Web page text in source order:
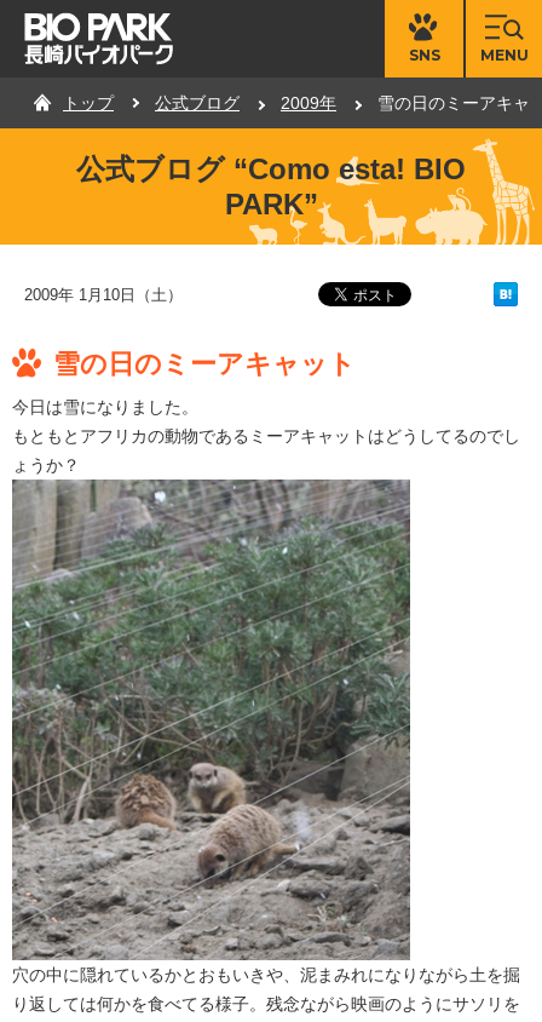
SNS MENU
トップ 公式ブログ 2009年 雪の日のミーアキャ
公式ブログ “Como esta! BIO
PARK”
2009年 1月10日（土）
雪の日のミーアキャット
今日は雪になりました。
もともとアフリカの動物であるミーアキャットはどうしてるのでし
ょうか？
穴の中に隠れているかとおもいきや、泥まみれになりながら土を掘
り返しては何かを食べてる様子。残念ながら映画のようにサソリを